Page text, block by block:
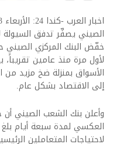
الصيني يصفِّر تدفق
خفّض البنك المركزي الصيني
لأول مرة منذ عامين
الأسواق بمنزلة ضخ مزيد من
إلى الاقتصاد بشكل عام.
وأعلن بنك الشعب الصيني أن
العكسي لمدة سبعة أيام
لاحتياجات المتعاملين